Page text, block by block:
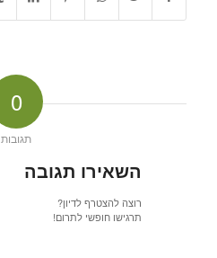
0
תגובות
השאירו תגובה
רוצה להצטרף לדיון?
תרגישו חופשי לתרום!